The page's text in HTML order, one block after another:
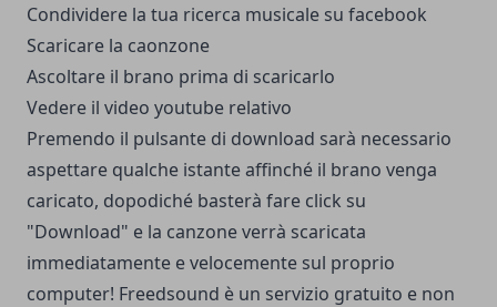
Condividere la tua ricerca musicale su facebook
Scaricare la caonzone
Ascoltare il brano prima di scaricarlo
Vedere il video youtube relativo
Premendo il pulsante di download sarà necessario
aspettare qualche istante affinché il brano venga
caricato, dopodiché basterà fare click su
"Download" e la canzone verrà scaricata
immediatamente e velocemente sul proprio
computer! Freedsound è un servizio gratuito e non